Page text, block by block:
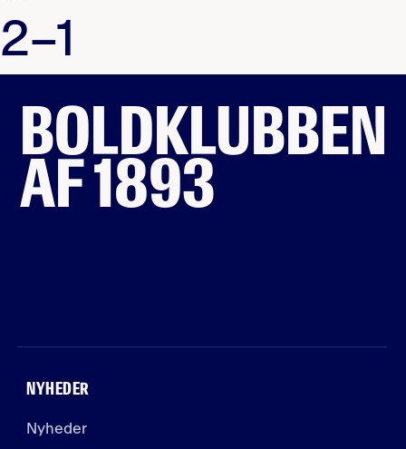
2–1
BOLDKLUBBEN
AF 1893
NYHEDER
Nyheder